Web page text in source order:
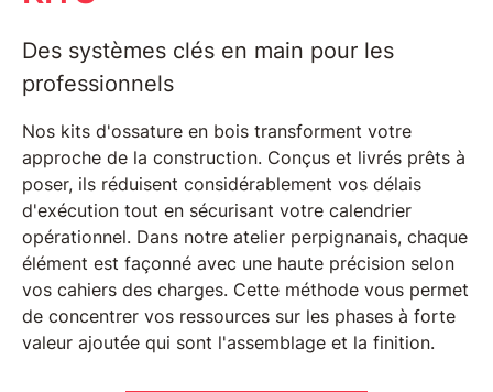
Des systèmes clés en main pour les
professionnels
Nos kits d'ossature en bois transforment votre
approche de la construction. Conçus et livrés prêts à
poser, ils réduisent considérablement vos délais
d'exécution tout en sécurisant votre calendrier
opérationnel. Dans notre atelier perpignanais, chaque
élément est façonné avec une haute précision selon
vos cahiers des charges. Cette méthode vous permet
de concentrer vos ressources sur les phases à forte
valeur ajoutée qui sont l'assemblage et la finition.